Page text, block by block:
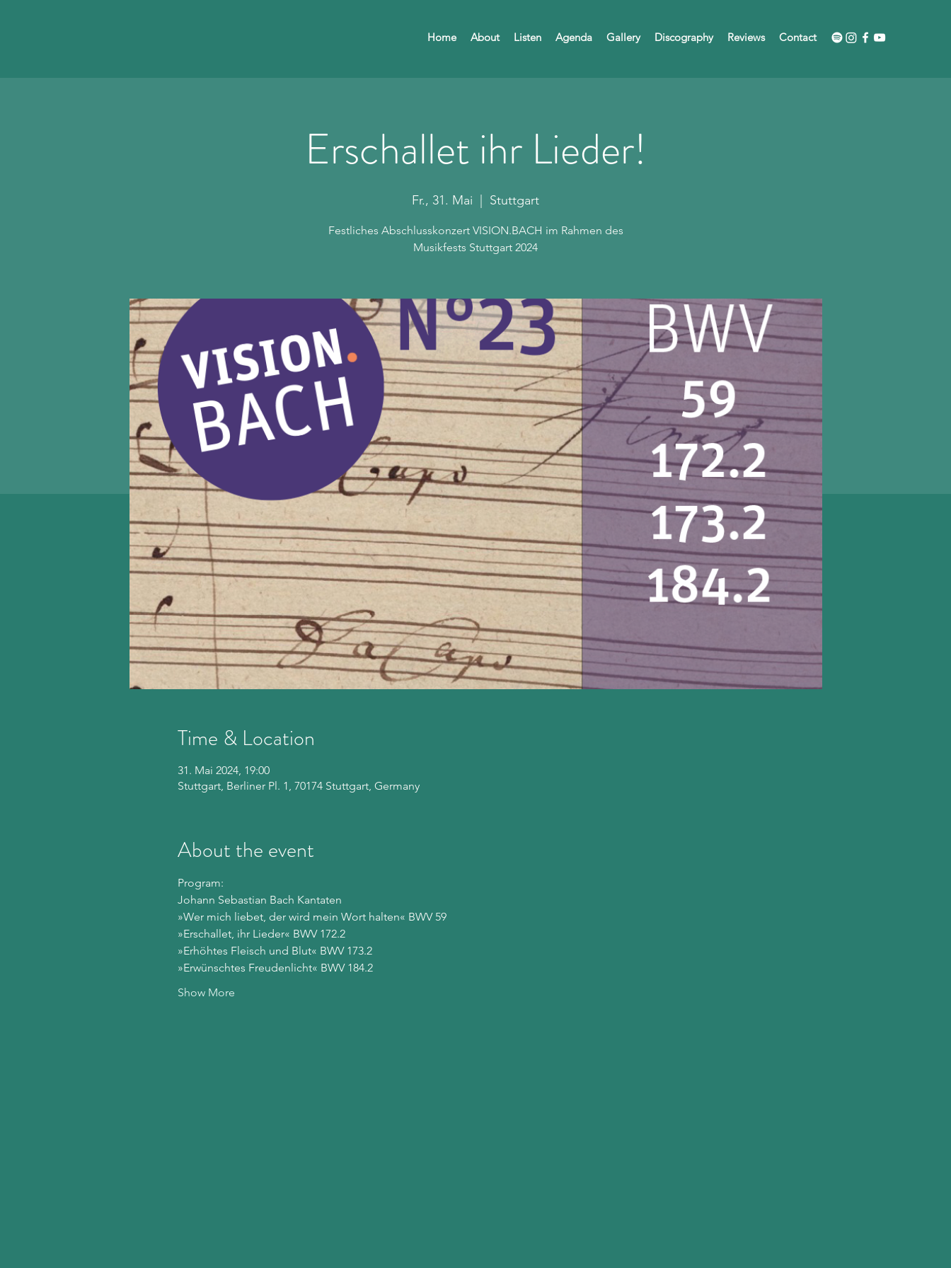
Home About Listen Agenda Gallery Discography Reviews Contact
Erschallet ihr Lieder!
Fr., 31. Mai Stuttgart
Festliches Abschlusskonzert VISION.BACH im Rahmen des
Musikfests Stuttgart 2024
Time & Location
31. Mai 2024, 19:00
Stuttgart, Berliner Pl. 1, 70174 Stuttgart, Germany
About the event
Program:
Johann Sebastian Bach Kantaten
»Wer mich liebet, der wird mein Wort halten« BWV 59
»Erschallet, ihr Lieder« BWV 172.2
»Erhöhtes Fleisch und Blut« BWV 173.2
»Erwünschtes Freudenlicht« BWV 184.2
Show More